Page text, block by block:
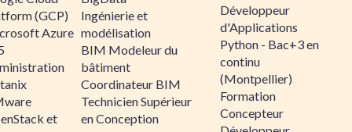
(GCP)
Azure
et
Ingénierie et
modélisation
BIM Modeleur du
bâtiment
Coordinateur BIM
Technicien Supérieur
en Conception
Développeur
d'Applications
Python - Bac+3 en
continu
(Montpellier)
Formation
Concepteur